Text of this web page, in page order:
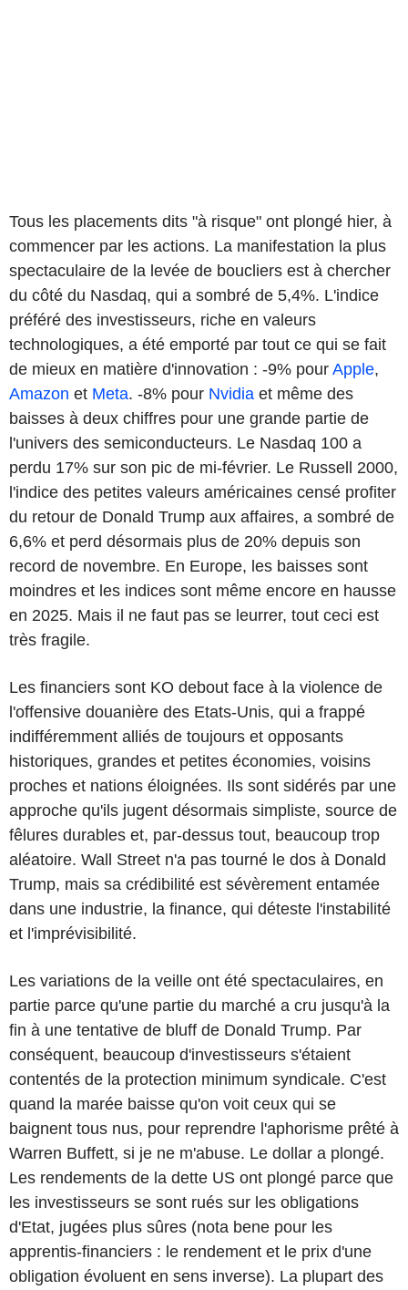
Tous les placements dits "à risque" ont plongé hier, à
commencer par les actions. La manifestation la plus
spectaculaire de la levée de boucliers est à chercher
du côté du Nasdaq, qui a sombré de 5,4%. L'indice
préféré des investisseurs, riche en valeurs
technologiques, a été emporté par tout ce qui se fait
de mieux en matière d'innovation : -9% pour Apple,
Amazon et Meta. -8% pour Nvidia et même des
baisses à deux chiffres pour une grande partie de
l'univers des semiconducteurs. Le Nasdaq 100 a
perdu 17% sur son pic de mi-février. Le Russell 2000,
l'indice des petites valeurs américaines censé profiter
du retour de Donald Trump aux affaires, a sombré de
6,6% et perd désormais plus de 20% depuis son
record de novembre. En Europe, les baisses sont
moindres et les indices sont même encore en hausse
en 2025. Mais il ne faut pas se leurrer, tout ceci est
très fragile.
Les financiers sont KO debout face à la violence de
l'offensive douanière des Etats-Unis, qui a frappé
indifféremment alliés de toujours et opposants
historiques, grandes et petites économies, voisins
proches et nations éloignées. Ils sont sidérés par une
approche qu'ils jugent désormais simpliste, source de
fêlures durables et, par-dessus tout, beaucoup trop
aléatoire. Wall Street n'a pas tourné le dos à Donald
Trump, mais sa crédibilité est sévèrement entamée
dans une industrie, la finance, qui déteste l'instabilité
et l'imprévisibilité.
Les variations de la veille ont été spectaculaires, en
partie parce qu'une partie du marché a cru jusqu'à la
fin à une tentative de bluff de Donald Trump. Par
conséquent, beaucoup d'investisseurs s'étaient
contentés de la protection minimum syndicale. C'est
quand la marée baisse qu'on voit ceux qui se
baignent tous nus, pour reprendre l'aphorisme prêté à
Warren Buffett, si je ne m'abuse. Le dollar a plongé.
Les rendements de la dette US ont plongé parce que
les investisseurs se sont rués sur les obligations
d'Etat, jugées plus sûres (nota bene pour les
apprentis-financiers : le rendement et le prix d'une
obligation évoluent en sens inverse). La plupart des